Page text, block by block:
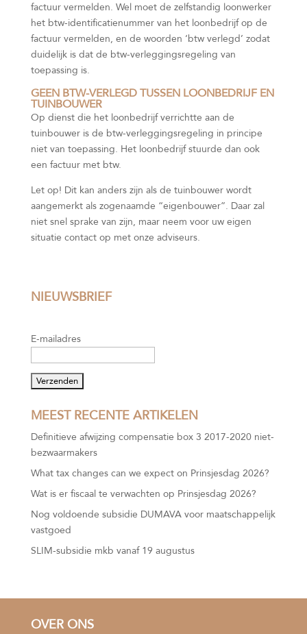
factuur vermelden. Wel moet de zelfstandig loonwerker
het btw-identificatienummer van het loonbedrijf op de
factuur vermelden, en de woorden ‘btw verlegd’ zodat
duidelijk is dat de btw-verleggingsregeling van
toepassing is.
GEEN BTW-VERLEGD TUSSEN LOONBEDRIJF EN
TUINBOUWER
Op dienst die het loonbedrijf verrichtte aan de
tuinbouwer is de btw-verleggingsregeling in principe
niet van toepassing. Het loonbedrijf stuurde dan ook
een factuur met btw.
Let op! Dit kan anders zijn als de tuinbouwer wordt
aangemerkt als zogenaamde “eigenbouwer”. Daar zal
niet snel sprake van zijn, maar neem voor uw eigen
situatie contact op met onze adviseurs.
NIEUWSBRIEF
E-mailadres
MEEST RECENTE ARTIKELEN
Definitieve afwijzing compensatie box 3 2017-2020 niet-
bezwaarmakers
What tax changes can we expect on Prinsjesdag 2026?
Wat is er fiscaal te verwachten op Prinsjesdag 2026?
Nog voldoende subsidie DUMAVA voor maatschappelijk
vastgoed
SLIM-subsidie mkb vanaf 19 augustus
OVER ONS